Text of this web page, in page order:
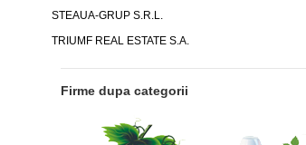
STEAUA-GRUP S.R.L.
TRIUMF REAL ESTATE S.A.
Firme dupa categorii